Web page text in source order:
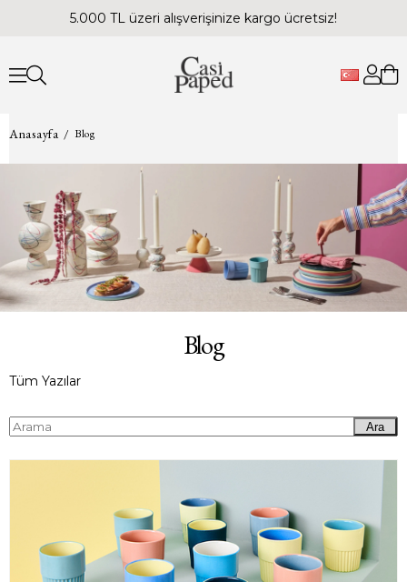
5.000 TL üzeri alışverişinize kargo ücretsiz!
Anasayfa Blog
Blog
Tüm Yazılar
Ara